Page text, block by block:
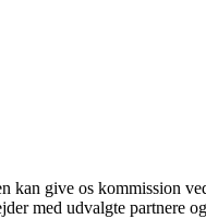
kan give os kommission
med udvalgte partnere